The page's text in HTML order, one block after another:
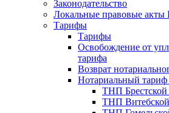
Законодательство
Локальные правовые
Тарифы
Тарифы
Освобождение от
тарифа
Возврат
Нотариальный
ТНП Брестской
ТНП Витебской